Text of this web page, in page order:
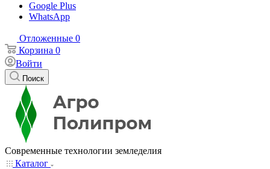
Google Plus
WhatsApp
Отложенные 0
Корзина 0
Войти
Поиск
Современные технологии земледелия
Каталог